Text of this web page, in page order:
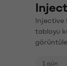
Injective
tabloyu
1 gün